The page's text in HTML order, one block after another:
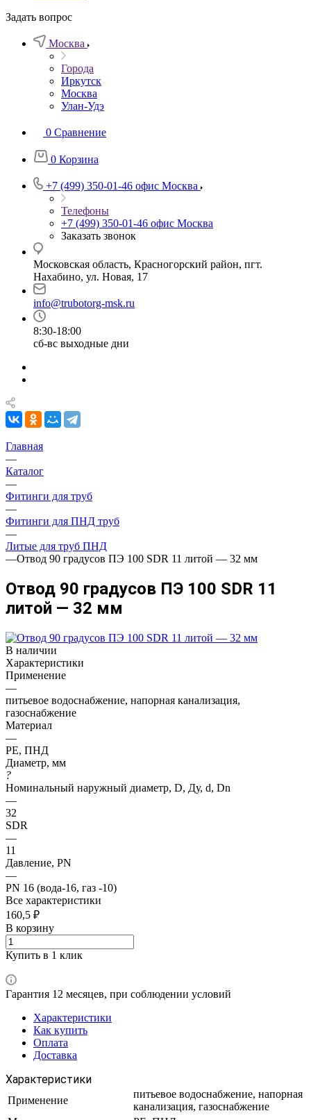
Задать вопрос
Москва
Города
Иркутск
Москва
Улан-Удэ
0 Сравнение
0 Корзина
+7 (499) 350-01-46 офис Москва
Телефоны
+7 (499) 350-01-46 офис Москва
Заказать звонок
Московская область, Красногорский район, пгт.
Нахабино, ул. Новая, 17
info@trubotorg-msk.ru
8:30-18:00
сб-вс выходные дни
Главная
—
Каталог
—
Фитинги для труб
—
Фитинги для ПНД труб
—
Литые для труб ПНД
—Отвод 90 градусов ПЭ 100 SDR 11 литой — 32 мм
Отвод 90 градусов ПЭ 100 SDR 11
литой — 32 мм
В наличии
Характеристики
Применение
—
питьевое водоснабжение, напорная канализация,
газоснабжение
Материал
—
PE, ПНД
Диаметр, мм
?
Номинальный наружный диаметр, D, Ду, d, Dn
—
32
SDR
—
11
Давление, PN
—
PN 16 (вода-16, газ -10)
Все характеристики
160,5 ₽
В корзину
Купить в 1 клик
Гарантия 12 месяцев, при соблюдении условий
Характеристики
Как купить
Оплата
Доставка
Характеристики
Применение
питьевое водоснабжение, напорная
канализация, газоснабжение